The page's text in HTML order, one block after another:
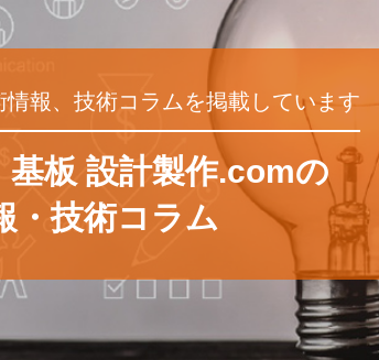
報、技術コラムを掲載しています
基板 設計製作.comの
・技術コラム